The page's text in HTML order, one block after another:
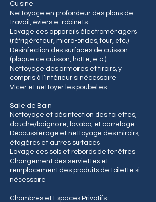
Cuisine
Nettoyage en profondeur des plans de
travail, éviers et robinets
Lavage des appareils électroménagers
(réfrigérateur, micro-ondes, four, etc.)
Désinfection des surfaces de cuisson
(plaque de cuisson, hotte, etc.)
Nettoyage des armoires et tiroirs, y
compris à l’intérieur si nécessaire
Vider et nettoyer les poubelles
Salle de Bain
Nettoyage et désinfection des toilettes,
douche/baignoire, lavabo, et carrelage
Dépoussiérage et nettoyage des miroirs,
étagères et autres surfaces
Lavage des sols et rebords de fenêtres
Changement des serviettes et
remplacement des produits de toilette si
nécessaire
Chambres et Espaces Privatifs